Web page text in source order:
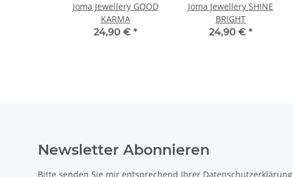
Joma Jewellery GOOD
KARMA
24,90 € *
Joma Jewellery SHINE
BRIGHT
24,90 € *
Newsletter Abonnieren
Bitte senden Sie mir entsprechend Ihrer Datenschutzerklärung